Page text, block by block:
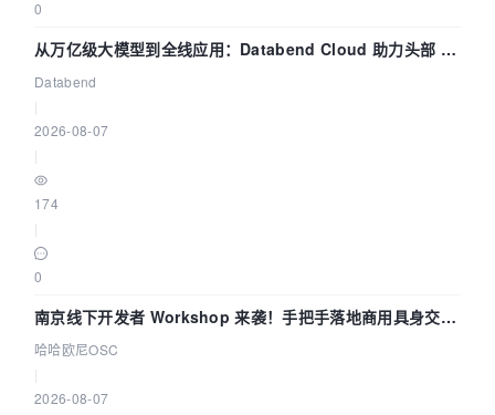
0
从万亿级大模型到全线应用：Databend Cloud 助力头部 AI
企业构建全链路 Trace 数据管道
Databend
2026-08-07
174
0
南京线下开发者 Workshop 来袭！手把手落地商用具身交互
智能 Agent 应用
哈哈欧尼OSC
2026-08-07